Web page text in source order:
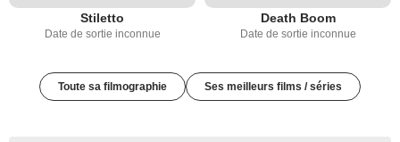
Stiletto
Date de sortie inconnue
Death Boom
Date de sortie inconnue
Toute sa filmographie Ses meilleurs films / séries